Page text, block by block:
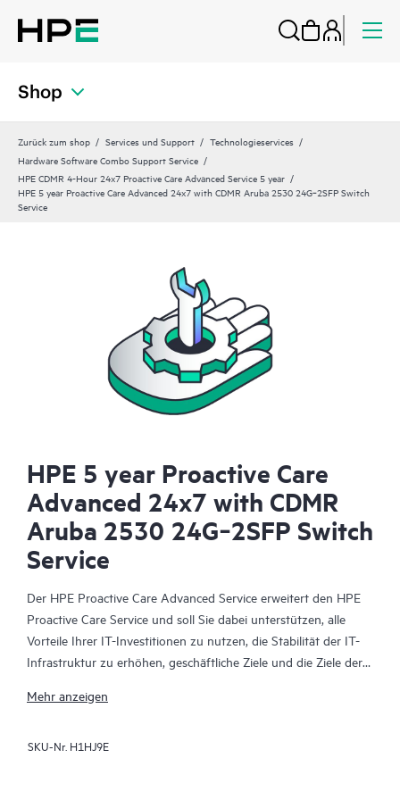
Shop
Zurück zum shop Services und Support
Technologieservices
Hardware Software Combo Support Service
HPE CDMR 4-Hour 24x7 Proactive Care Advanced Service 5 year
HPE 5 year Proactive Care Advanced 24x7 with CDMR Aruba 2530 24G‑2SFP Switch
Service
HPE 5 year Proactive Care
Advanced 24x7 with CDMR
Aruba 2530 24G‑2SFP Switch
Service
Der HPE Proactive Care Advanced Service erweitert den HPE
Proactive Care Service und soll Sie dabei unterstützen, alle
Vorteile Ihrer IT-Investitionen zu nutzen, die Stabilität der IT-
Infrastruktur zu erhöhen, geschäftliche Ziele und die Ziele der
Ihre IT-Mitarbeiter zu entlasten, sodass diese sich auf wichtige
Account Support Manager (ASM) berät Sie personalisiert zu
Mehr anzeigen
SKU-Nr. H1HJ9E